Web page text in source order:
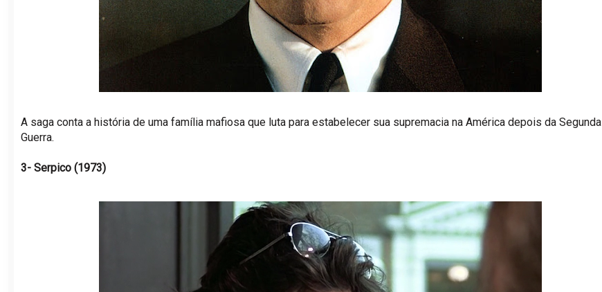
A saga conta a história de uma família mafiosa que luta para estabelecer sua supremacia na América depois da Segunda
Guerra.
3- Serpico (1973)